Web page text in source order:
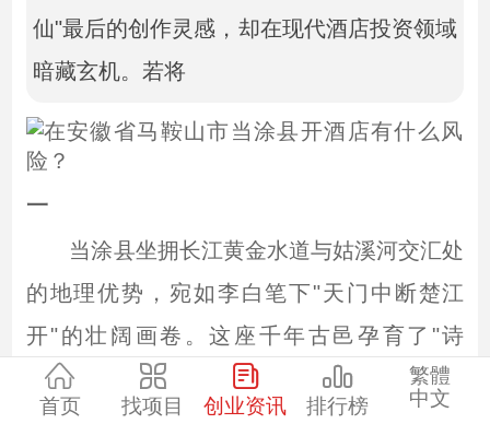
仙"最后的创作灵感，却在现代酒店投资领域
暗藏玄机。若将
一
当涂县坐拥长江黄金水道与姑溪河交汇处
的地理优势，宛如李白笔下"天门中断楚江
开"的壮阔画卷。这座千年古邑孕育了"诗
仙"最后的创作灵感，却在现代酒店投资领域
首页 找项目 创业资讯 排行榜
繁體
中文